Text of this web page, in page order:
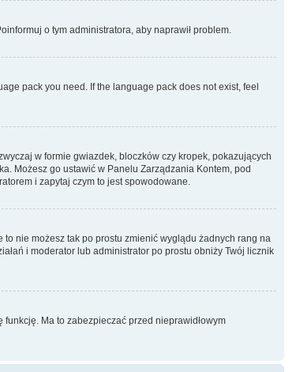
o tym administratora, aby naprawił problem.
pack you need. If the language pack does not exist, feel
w formie gwiazdek, bloczków czy kropek, pokazujących
Możesz go ustawić w Panelu Zarządzania Kontem, pod
i zapytaj czym to jest spowodowane.
nie możesz tak po prostu zmienić wyglądu żadnych rang na
i moderator lub administrator po prostu obniży Twój licznik
Ma to zabezpieczać przed nieprawidłowym